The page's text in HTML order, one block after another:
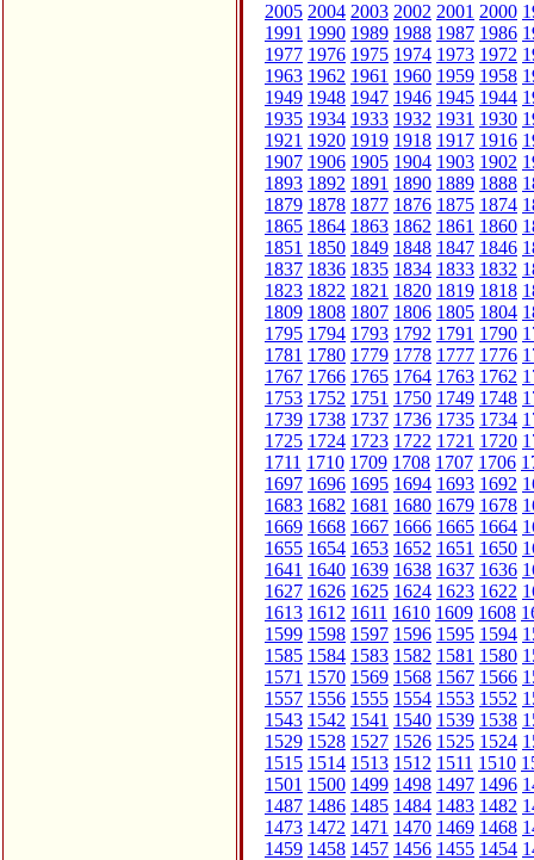
2005 2004 2003 2002 2001 2000
1991 1990 1989 1988 1987 1986
1977 1976 1975 1974 1973 1972
1963 1962 1961 1960 1959 1958
1949 1948 1947 1946 1945 1944
1935 1934 1933 1932 1931 1930
1921 1920 1919 1918 1917 1916
1907 1906 1905 1904 1903 1902
1893 1892 1891 1890 1889 1888
1879 1878 1877 1876 1875 1874
1865 1864 1863 1862 1861 1860
1851 1850 1849 1848 1847 1846
1837 1836 1835 1834 1833 1832
1823 1822 1821 1820 1819 1818
1809 1808 1807 1806 1805 1804
1795 1794 1793 1792 1791 1790
1781 1780 1779 1778 1777 1776
1767 1766 1765 1764 1763 1762
1753 1752 1751 1750 1749 1748
1739 1738 1737 1736 1735 1734
1725 1724 1723 1722 1721 1720
1711 1710 1709 1708 1707 1706
1697 1696 1695 1694 1693 1692
1683 1682 1681 1680 1679 1678
1669 1668 1667 1666 1665 1664
1655 1654 1653 1652 1651 1650
1641 1640 1639 1638 1637 1636
1627 1626 1625 1624 1623 1622
1613 1612 1611 1610 1609 1608
1599 1598 1597 1596 1595 1594
1585 1584 1583 1582 1581 1580
1571 1570 1569 1568 1567 1566
1557 1556 1555 1554 1553 1552
1543 1542 1541 1540 1539 1538
1529 1528 1527 1526 1525 1524
1515 1514 1513 1512 1511 1510
1501 1500 1499 1498 1497 1496
1487 1486 1485 1484 1483 1482
1473 1472 1471 1470 1469 1468
1459 1458 1457 1456 1455 1454